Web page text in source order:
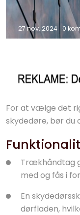
27 nov, 2024 0
For at vælge det
skydedøre, bør du
Trækhåndtag
med og fås i
En
dørfladen,